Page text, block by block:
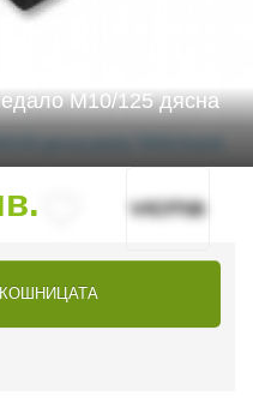
M10/125 дясна